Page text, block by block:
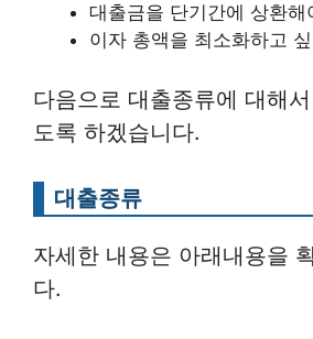
대출금을 단기간에 상환해
이자 총액을 최소화하고
다음으로 대출종류에 대해
도록 하겠습니다.
대출종류
자세한 내용은 아래내용을
다.